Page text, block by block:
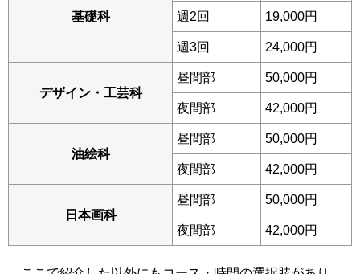
基礎科 週2回 19,000円
週3回 24,000円
デザイン・工芸科
昼間部 50,000円
夜間部 42,000円
油絵科
昼間部 50,000円
夜間部 42,000円
日本画科
昼間部 50,000円
夜間部 42,000円